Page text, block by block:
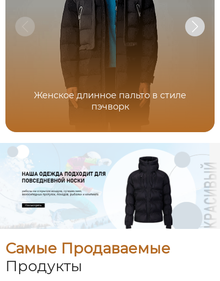
Женское длинное пальто в стиле
пэчворк
Самые Продаваемые
Продукты